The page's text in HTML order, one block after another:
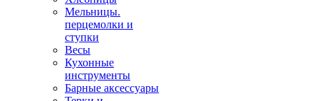
Мельницы.
перцемолки и
ступки
Весы
Кухонные
инструменты
Барные аксессуары